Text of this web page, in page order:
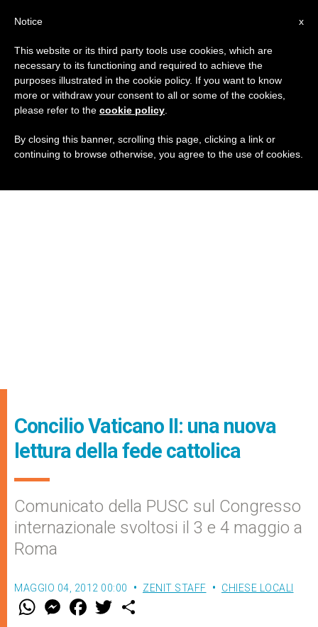
Concilio Vaticano II: una nuova
lettura della fede cattolica
Comunicato della PUSC sul Congresso
internazionale svoltosi il 3 e 4 maggio a
Roma
MAGGIO 04, 2012 00:00 ZENIT STAFF CHIESE LOCALI
W M
e
F
a w
x
Notice
This website or its third party tools use cookies, which are
necessary to its functioning and required to achieve the
purposes illustrated in the cookie policy. If you want to know
more or withdraw your consent to all or some of the cookies,
please refer to the cookie policy
By closing this banner, scrolling this page, clicking a link or
continuing to browse otherwise, you agree to the use of cookies.